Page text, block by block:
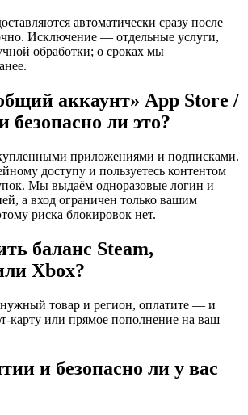
автоматически сразу после
Исключение — отдельные услуги,
обработки; о сроках мы
аккаунт» App Store /
безопасно ли это?
приложениями и подписками.
доступу и пользуетесь контентом
Мы выдаём одноразовые логин и
а вход ограничен только вашим
риска блокировок нет.
баланс Steam,
Xbox?
товар и регион, оплатите — и
карту или прямое пополнение на ваш
и безопасно ли у вас